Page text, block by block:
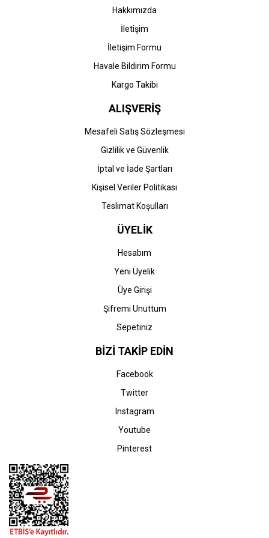
Hakkımızda
İletişim
İletişim Formu
Havale Bildirim Formu
Kargo Takibi
ALIŞVERİŞ
Mesafeli Satış Sözleşmesi
Gizlilik ve Güvenlik
İptal ve İade Şartları
Kişisel Veriler Politikası
Teslimat Koşulları
ÜYELİK
Hesabım
Yeni Üyelik
Üye Girişi
Şifremi Unuttum
Sepetiniz
BİZİ TAKİP EDİN
Facebook
Twitter
Instagram
Youtube
Pinterest